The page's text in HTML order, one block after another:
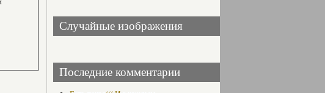
Случайные изображения
Последние комментарии